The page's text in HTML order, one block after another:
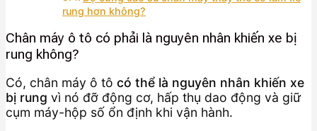
rung hơn không?
Chân máy ô tô có phải là nguyên nhân khiến xe bị
rung không?
Có, chân máy ô tô có thể là nguyên nhân khiến xe
bị rung vì nó đỡ động cơ, hấp thụ dao động và giữ
cụm máy-hộp số ổn định khi vận hành.